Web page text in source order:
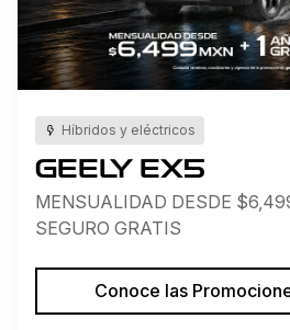
Híbridos y eléctricos
GEELY EX5
MENSUALIDAD DESDE
SEGURO GRATIS
Conoce las